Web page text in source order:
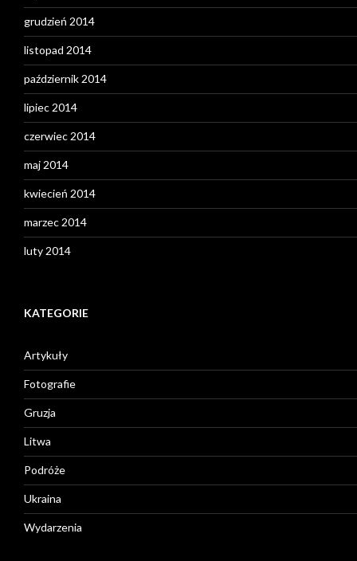
grudzień 2014
listopad 2014
październik 2014
lipiec 2014
czerwiec 2014
maj 2014
kwiecień 2014
marzec 2014
luty 2014
KATEGORIE
Artykuły
Fotografie
Gruzja
Litwa
Podróże
Ukraina
Wydarzenia